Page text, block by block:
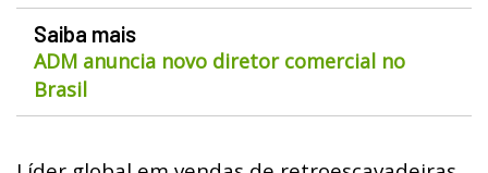
Saiba mais
ADM anuncia novo diretor comercial no
Brasil